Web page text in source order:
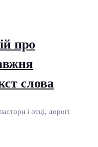
про
слова
і отці, дорогі